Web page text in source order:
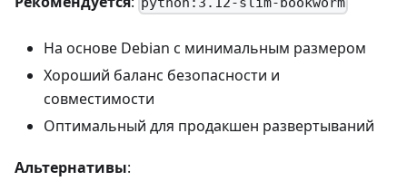
На основе Debian с минимальным размером
Хороший баланс безопасности и
совместимости
Оптимальный для продакшен развертываний
Альтернативы: